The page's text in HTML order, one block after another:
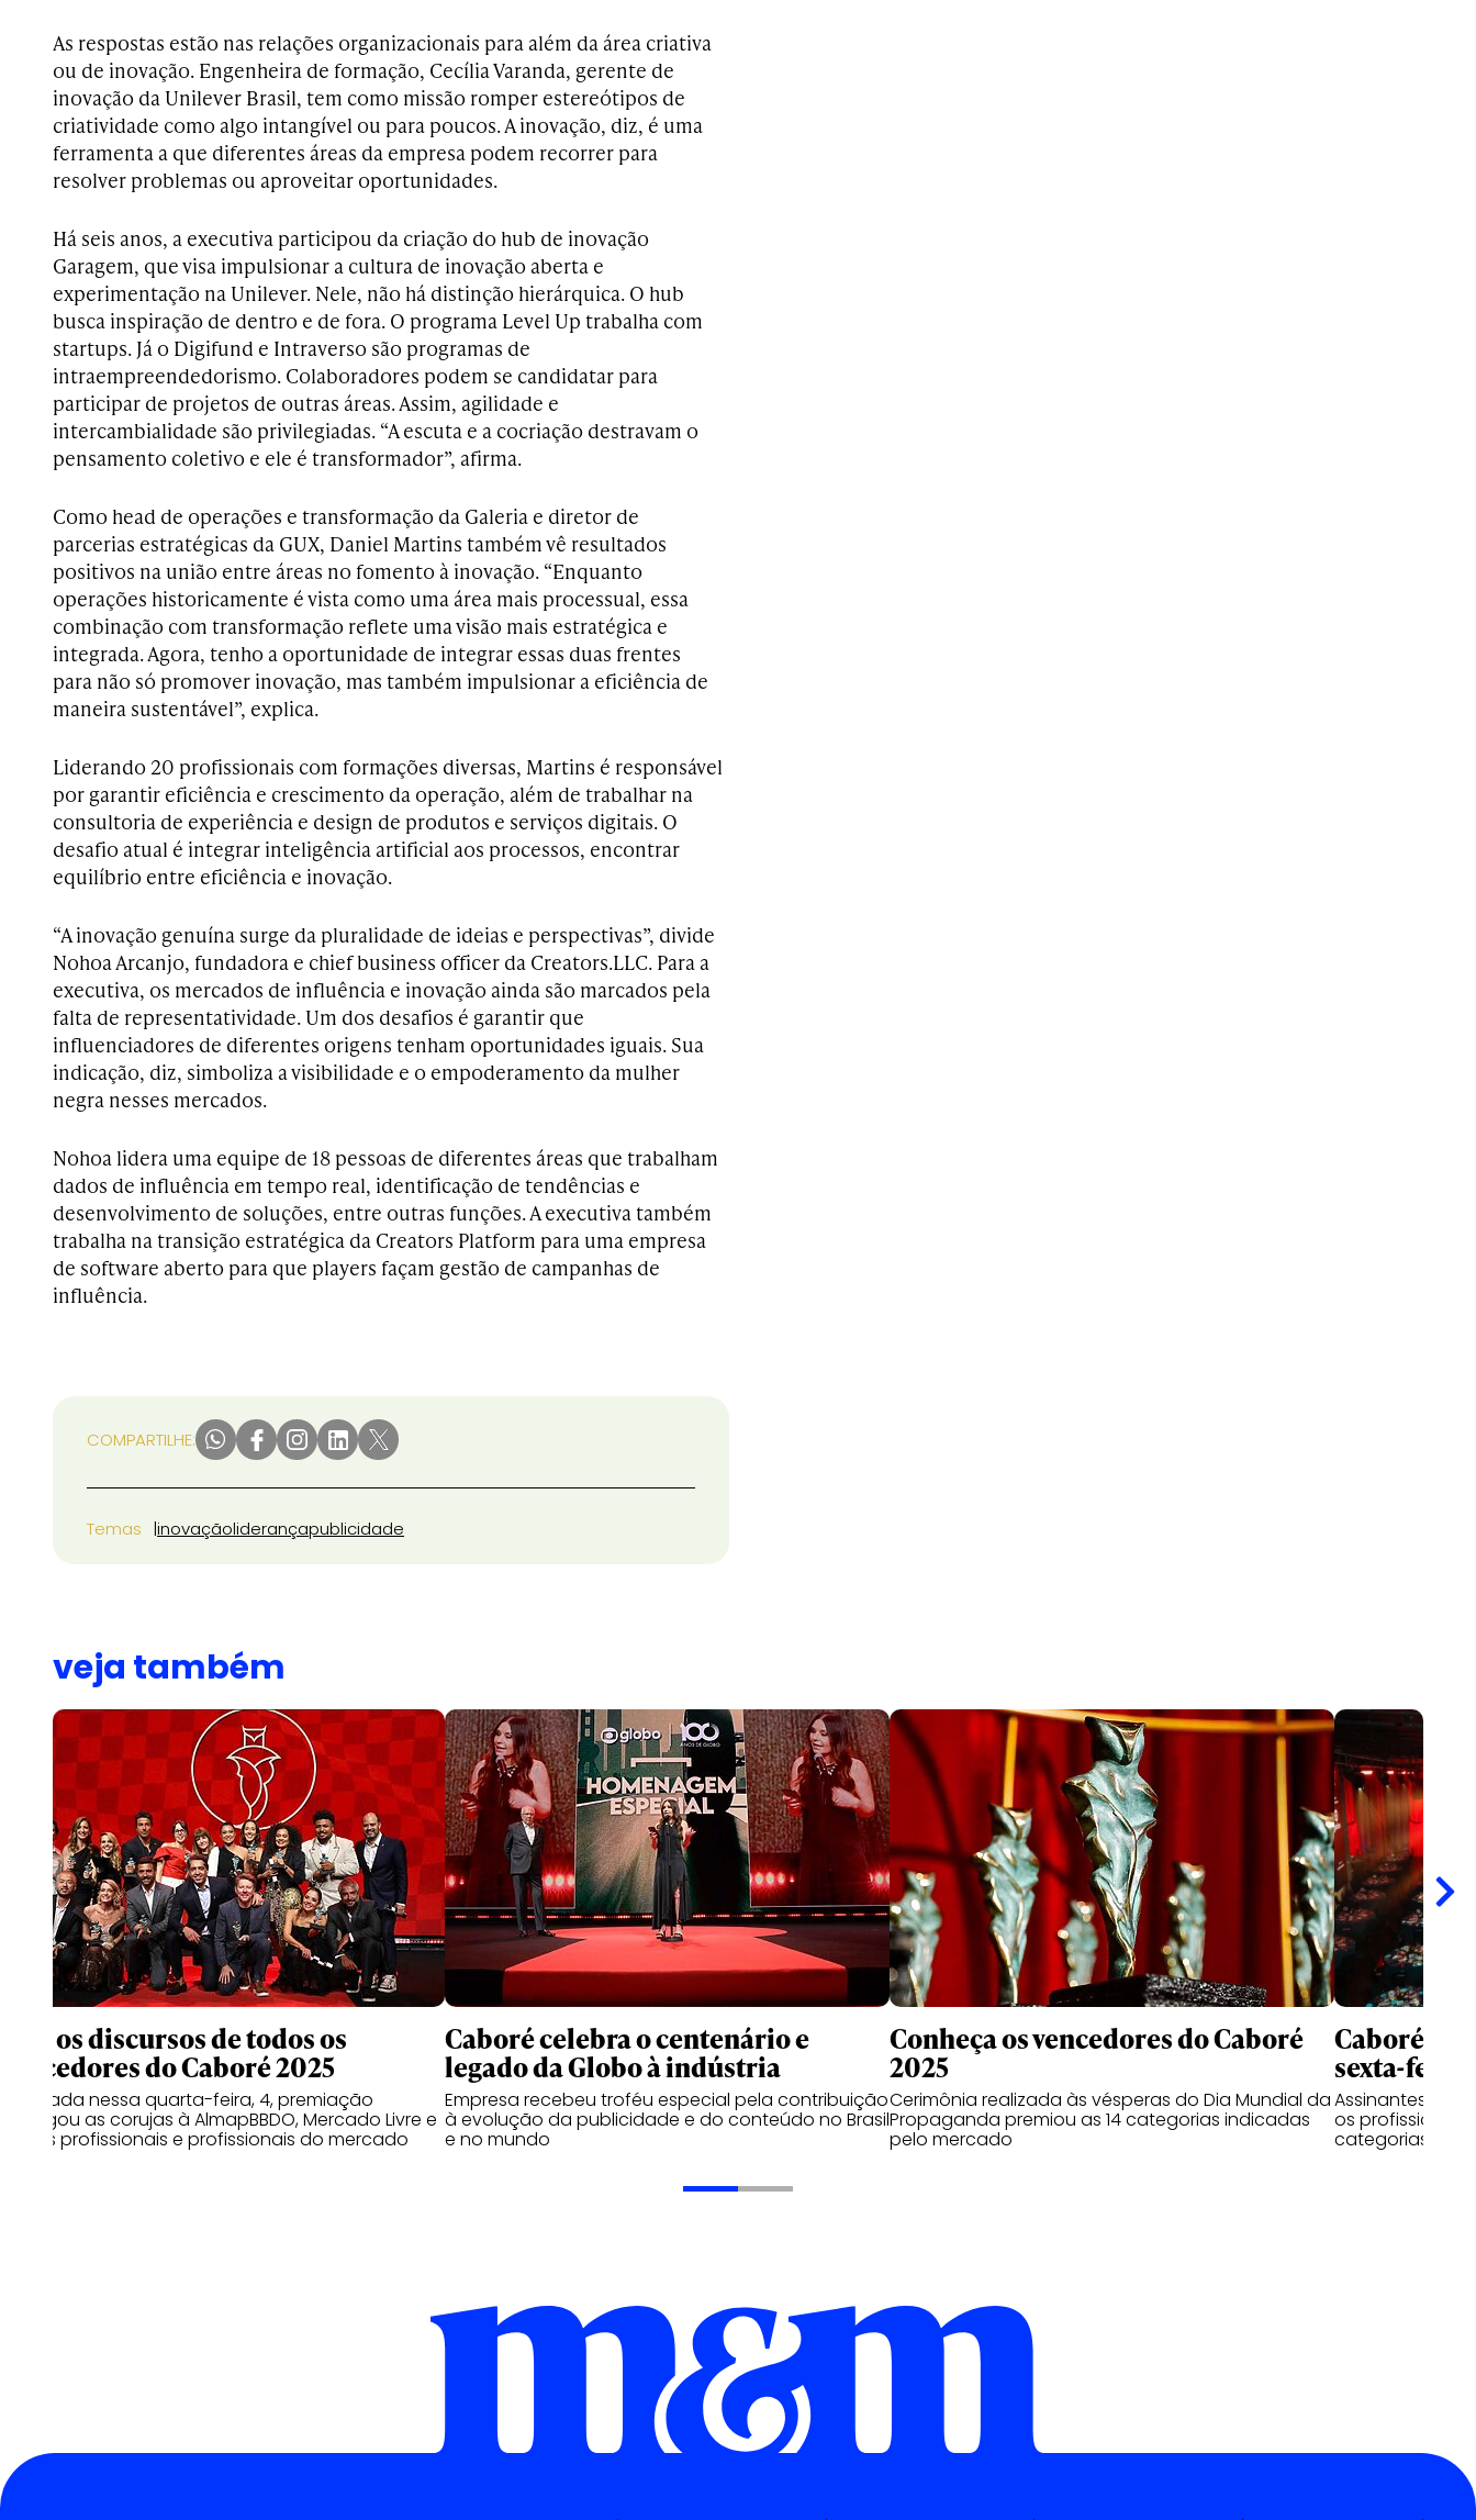
As respostas estão nas relações organizacionais para além da área criativa
ou de inovação. Engenheira de formação, Cecília Varanda, gerente de
inovação da Unilever Brasil, tem como missão romper estereótipos de
criatividade como algo intangível ou para poucos. A inovação, diz, é uma
ferramenta a que diferentes áreas da empresa podem recorrer para
resolver problemas ou aproveitar oportunidades.
Há seis anos, a executiva participou da criação do hub de inovação
Garagem, que visa impulsionar a cultura de inovação aberta e
experimentação na Unilever. Nele, não há distinção hierárquica. O hub
busca inspiração de dentro e de fora. O programa Level Up trabalha com
startups. Já o Digifund e Intraverso são programas de
intraempreendedorismo. Colaboradores podem se candidatar para
participar de projetos de outras áreas. Assim, agilidade e
intercambialidade são privilegiadas. “A escuta e a cocriação destravam o
pensamento coletivo e ele é transformador”, afirma.
Como head de operações e transformação da Galeria e diretor de
parcerias estratégicas da GUX, Daniel Martins também vê resultados
positivos na união entre áreas no fomento à inovação. “Enquanto
operações historicamente é vista como uma área mais processual, essa
combinação com transformação reflete uma visão mais estratégica e
integrada. Agora, tenho a oportunidade de integrar essas duas frentes
para não só promover inovação, mas também impulsionar a eficiência de
maneira sustentável”, explica.
Liderando 20 profissionais com formações diversas, Martins é responsável
por garantir eficiência e crescimento da operação, além de trabalhar na
consultoria de experiência e design de produtos e serviços digitais. O
desafio atual é integrar inteligência artificial aos processos, encontrar
equilíbrio entre eficiência e inovação.
“A inovação genuína surge da pluralidade de ideias e perspectivas”, divide
Nohoa Arcanjo, fundadora e chief business officer da Creators.LLC. Para a
executiva, os mercados de influência e inovação ainda são marcados pela
falta de representatividade. Um dos desafios é garantir que
influenciadores de diferentes origens tenham oportunidades iguais. Sua
indicação, diz, simboliza a visibilidade e o empoderamento da mulher
negra nesses mercados.
Nohoa lidera uma equipe de 18 pessoas de diferentes áreas que trabalham
dados de influência em tempo real, identificação de tendências e
desenvolvimento de soluções, entre outras funções. A executiva também
trabalha na transição estratégica da Creators Platform para uma empresa
de software aberto para que players façam gestão de campanhas de
influência.
COMPARTILHE:
Temas inovaçãoliderançapublicidade
veja também
Veja os discursos de todos os
vencedores do Caboré 2025
Realizada nessa quarta-feira, 4, premiação
entregou as corujas à AlmapBBDO, Mercado Livre e
outras profissionais e profissionais do mercado
Caboré celebra o centenário e
legado da Globo à indústria
Empresa recebeu troféu especial pela contribuição
à evolução da publicidade e do conteúdo no Brasil
e no mundo
Conheça os vencedores do Caboré
2025
Cerimônia realizada às vésperas do Dia Mundial da
Propaganda premiou as 14 categorias indicadas
pelo mercado
Caboré:
sexta-feira,
Assinantes de
os profissionais
categorias